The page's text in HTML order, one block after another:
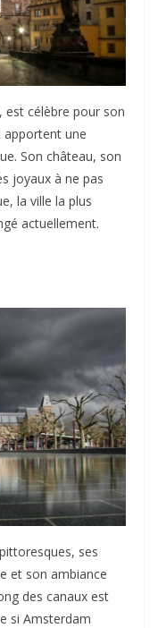
est célèbre pour son
une
Son château, son
joyaux à ne pas
la ville la plus
actuellement.
ses
et son ambiance
des canaux est
si Amsterdam